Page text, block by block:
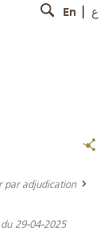
En ع
par adjudication
29-04-2025